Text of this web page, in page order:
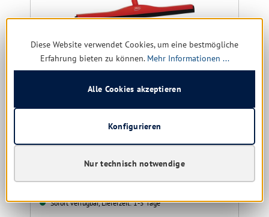
Vikan Wasserabzieher mit austauschb. Kassette,
Sofort verfügbar, Lieferzeit: 1-5 Tage
Diese Website verwendet Cookies, um eine bestmögliche
Erfahrung bieten zu können. Mehr Informationen ...
Nur technisch notwendige
Konfigurieren
Alle Cookies akzeptieren